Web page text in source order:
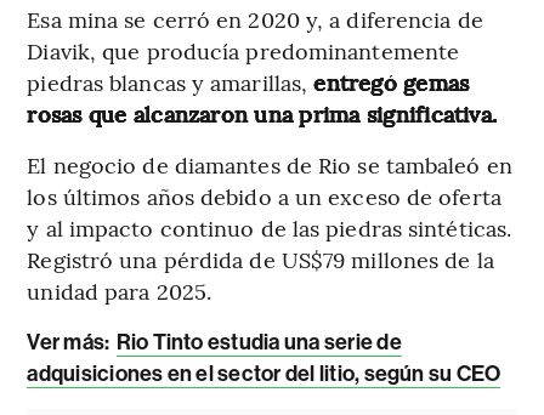
Esa mina se cerró en 2020 y, a diferencia de
Diavik, que producía predominantemente
piedras blancas y amarillas,entregó gemas
rosas que alcanzaron una prima significativa.
El negocio de diamantes de Rio se tambaleó en
los últimos años debido a un exceso de oferta
y al impacto continuo de las piedras sintéticas.
Registró una pérdida de US$79 millones de la
unidad para 2025.
Ver más: Rio Tinto estudia una serie de
adquisiciones en el sector del litio, según su CEO